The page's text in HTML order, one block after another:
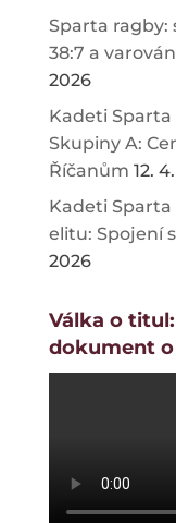
Sparta ragby:
38:7 a
2026
Kadeti Sparta
Skupiny A:
Říčanům 12.
Kadeti Sparta
elitu: Spojení
2026
Válka o
dokument